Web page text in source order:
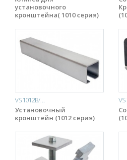
установочного
кронштейна( 1010 серия)
VS1012B/….
Установочный
кронштейн (1012 серия)